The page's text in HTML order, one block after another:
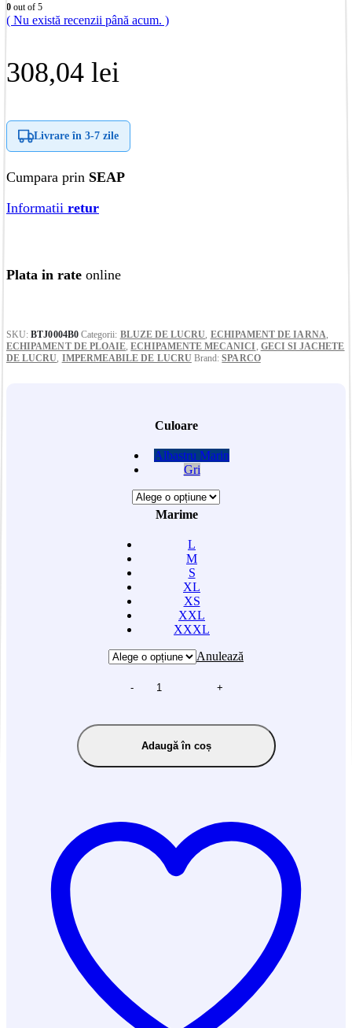
0 out of 5
( Nu există recenzii până acum. )
308,04 lei
Livrare în 3-7 zile
Cumpara prin SEAP
Informatii retur
Plata in rate online
SKU:BTJ0004B0 Categorii: BLUZE DE LUCRU ECHIPAMENT DE IARNA
ECHIPAMENT DE PLOAIE ,ECHIPAMENTE MECANICI GECI SI JACHETE
DE LUCRU IMPERMEABILE DE LUCRU Brand:SPARCO
Culoare
Albastru Marin
Gri
Marime
L
M
S
XL
XS
XXL
XXXL
Anulează
- +
Adaugă în coș